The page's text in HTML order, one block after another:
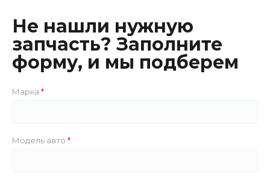
Не нашли нужную
запчасть? Заполните
форму, и мы подберем
Марка
Модель авто